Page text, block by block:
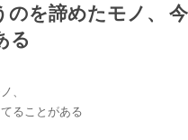
を諦めたモノ、
る
、
ることがある